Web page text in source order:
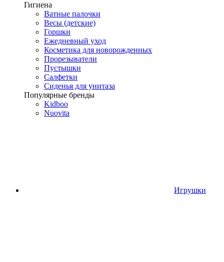
Гигиена
Ватные палочки
Весы (детские)
Горшки
Ежедневный уход
Косметика для новорожденных
Прорезыватели
Пустышки
Салфетки
Сиденья для унитаза
Популярные бренды
Kidboo
Nuovita
Игрушки